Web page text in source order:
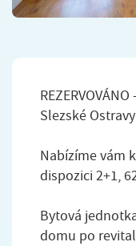
Slezské
Nabízíme vám
dispozici 2+1,
Bytová
domu po